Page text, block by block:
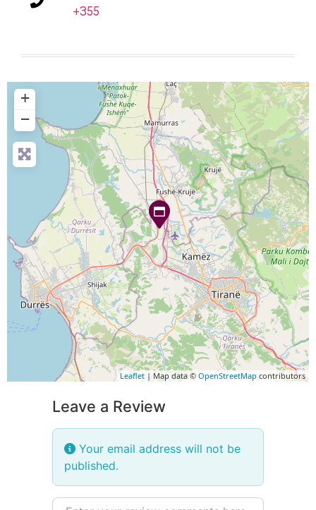
+355
+
−
Leaflet | Map data © OpenStreetMap contributors
Leave a Review
Your email address will not be
published.
Review text